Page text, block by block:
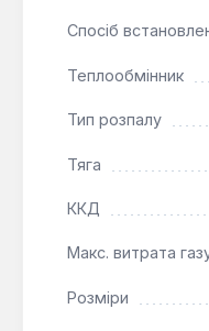
згоряння та
зберігають
газу до 1.2 м³/год,
квартир, невеликих
офісних приміщень,
природною, так і з
Спосіб
Теплообмінник
Тип розпалу
Тяга
ККД
Макс. витрата
Розміри